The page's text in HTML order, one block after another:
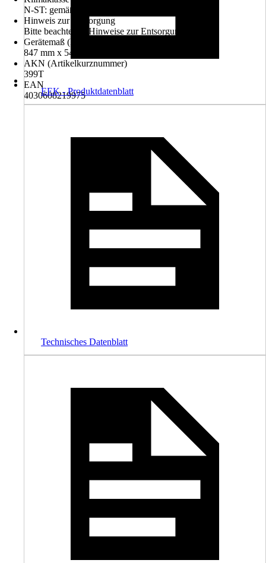
N-ST: gemäßigt bis subtropisch von 15 bis 38 °C
Hinweis zur Entsorgung
Bitte beachte die Hinweise zur Entsorgung
Gerätemaß (HxBxT)
847 mm x 546 mm x 556 mm
AKN (Artikelkurznummer)
399T
EAN
4030608219975
EEK - Produktdatenblatt
Technisches Datenblatt